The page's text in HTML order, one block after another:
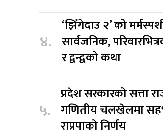
४.
‘झिँगेदाउ २’ को
सार्वजनिक,
र द्वन्द्वको कथा
५.
प्रदेश सरकारको सत्ता
गणितीय चलखेलमा
राप्रपाको निर्णय